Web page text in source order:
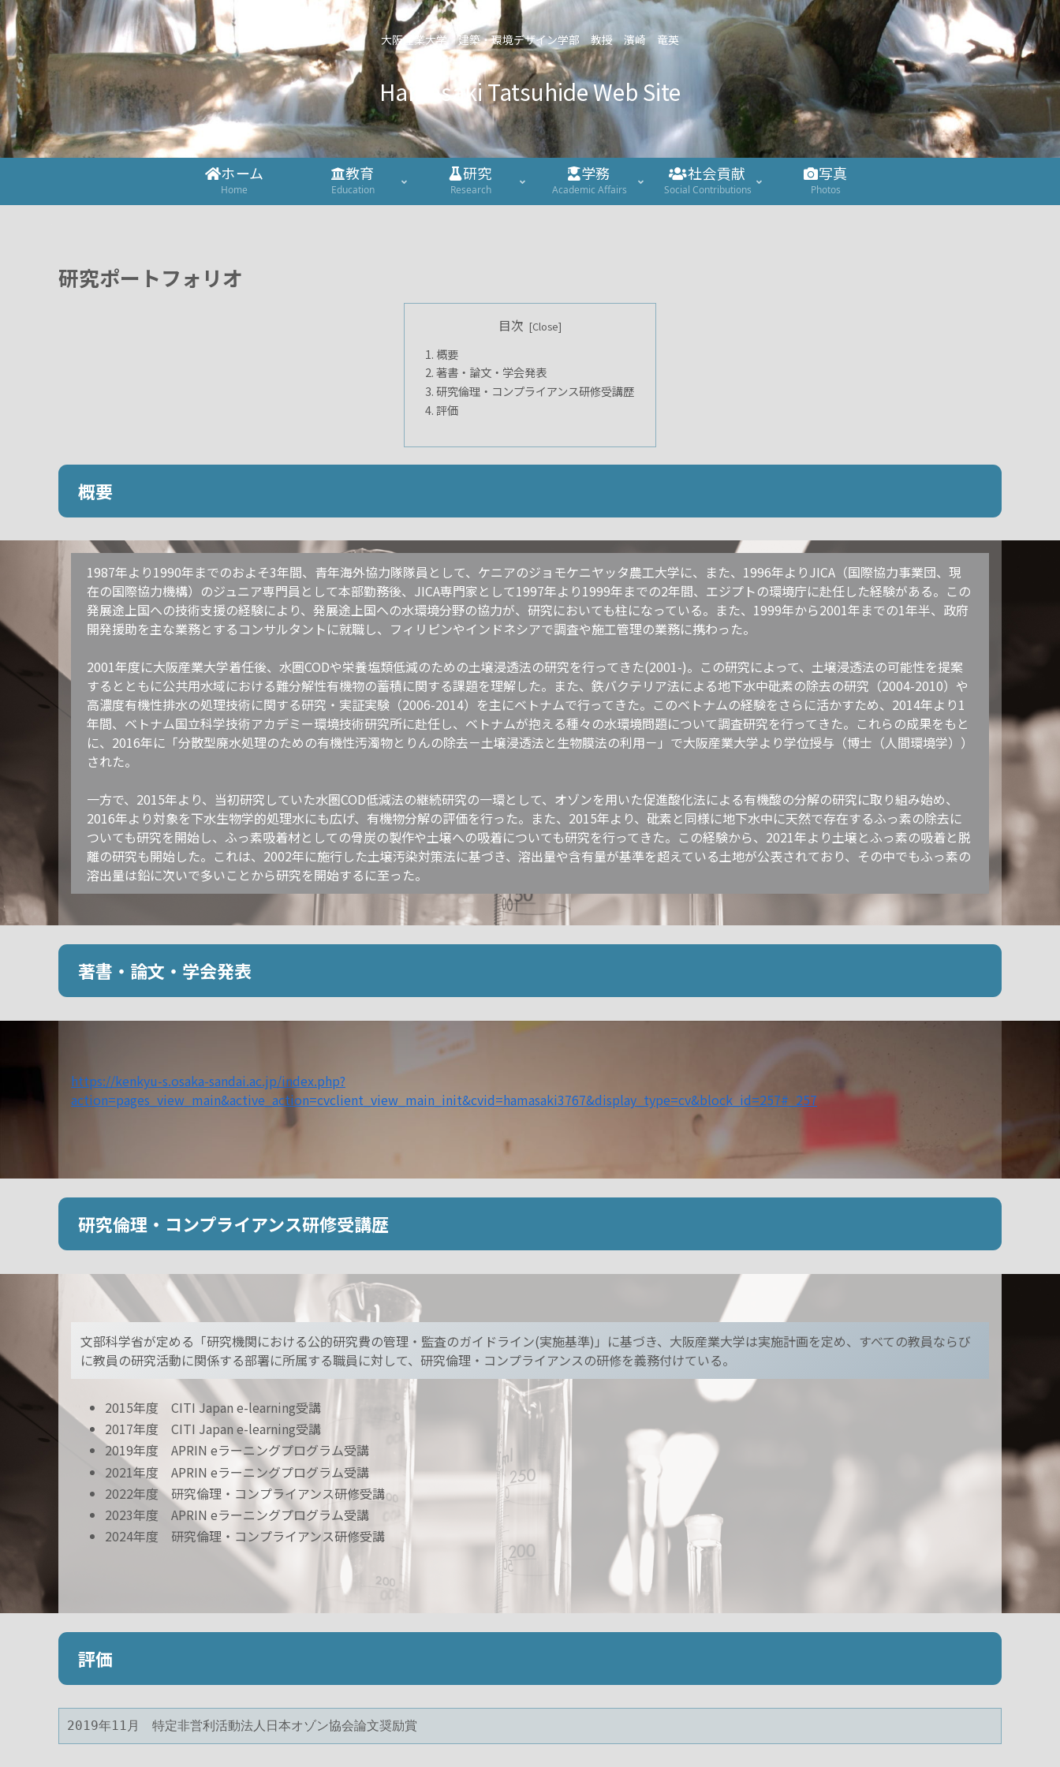
大阪産業大学 建築・環境デザイン学部 教授 濱崎 竜英
Hamasaki Tatsuhide Web Site
ホーム
Home
教育
Education
研究
Research
学務
Academic Affairs
社会貢献
Social Contributions
写真
Photos
研究ポートフォリオ
目次
概要
著書・論文・学会発表
研究倫理・コンプライアンス研修受講歴
評価
概要
1987年より1990年までのおよそ3年間、青年海外協力隊隊員として、ケニアのジョモケニヤッタ農工大学に、また、1996年よりJICA（国際協力事業団、現
在の国際協力機構）のジュニア専門員として本部勤務後、JICA専門家として1997年より1999年までの2年間、エジプトの環境庁に赴任した経験がある。この
発展途上国への技術支援の経験により、発展途上国への水環境分野の協力が、研究においても柱になっている。また、1999年から2001年までの1年半、政府
開発援助を主な業務とするコンサルタントに就職し、フィリピンやインドネシアで調査や施工管理の業務に携わった。
2001年度に大阪産業大学着任後、水圏CODや栄養塩類低減のための土壌浸透法の研究を行ってきた(2001-)。この研究によって、土壌浸透法の可能性を提案
するとともに公共用水域における難分解性有機物の蓄積に関する課題を理解した。また、鉄バクテリア法による地下水中砒素の除去の研究（2004-2010）や
高濃度有機性排水の処理技術に関する研究・実証実験（2006-2014）を主にベトナムで行ってきた。このベトナムの経験をさらに活かすため、2014年より1
年間、ベトナム国立科学技術アカデミー環境技術研究所に赴任し、ベトナムが抱える種々の水環境問題について調査研究を行ってきた。これらの成果をもと
に、2016年に「分散型廃水処理のための有機性汚濁物とりんの除去－土壌浸透法と生物膜法の利用－」で大阪産業大学より学位授与（博士（人間環境学））
された。
一方で、2015年より、当初研究していた水圏COD低減法の継続研究の一環として、オゾンを用いた促進酸化法による有機酸の分解の研究に取り組み始め、
2016年より対象を下水生物学的処理水にも広げ、有機物分解の評価を行った。また、2015年より、砒素と同様に地下水中に天然で存在するふっ素の除去に
ついても研究を開始し、ふっ素吸着材としての骨炭の製作や土壌への吸着についても研究を行ってきた。この経験から、2021年より土壌とふっ素の吸着と脱
離の研究も開始した。これは、2002年に施行した土壌汚染対策法に基づき、溶出量や含有量が基準を超えている土地が公表されており、その中でもふっ素の
溶出量は鉛に次いで多いことから研究を開始するに至った。
著書・論文・学会発表
https://kenkyu-s.osaka-sandai.ac.jp/index.php?
action=pages_view_main&active_action=cvclient_view_main_init&cvid=hamasaki3767&display_type=cv&block_id=257#_257
研究倫理・コンプライアンス研修受講歴
文部科学省が定める「研究機関における公的研究費の管理・監査のガイドライン(実施基準)」に基づき、大阪産業大学は実施計画を定め、すべての教員ならび
に教員の研究活動に関係する部署に所属する職員に対して、研究倫理・コンプライアンスの研修を義務付けている。
2015年度 CITI Japan e-learning受講
2017年度 CITI Japan e-learning受講
2019年度 APRIN eラーニングプログラム受講
2021年度 APRIN eラーニングプログラム受講
2022年度 研究倫理・コンプライアンス研修受講
2023年度 APRIN eラーニングプログラム受講
2024年度 研究倫理・コンプライアンス研修受講
評価
2019年11月　特定非営利活動法人日本オゾン協会論文奨励賞